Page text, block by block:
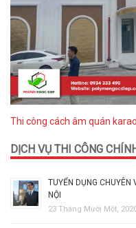
Thi công cách âm quán
DỊCH VỤ THI CÔNG
TUYỂN DỤNG
NỘI
23 Tháng Mười Một,